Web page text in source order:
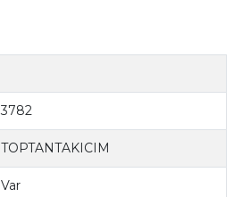
3782
TOPTANTAKICIM
Var